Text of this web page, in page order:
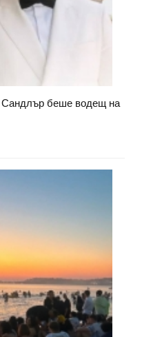
беше водещ на